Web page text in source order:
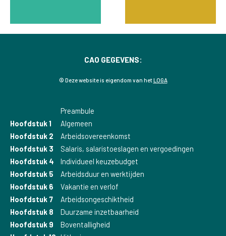
CAO GEGEVENS:
© Deze website is eigendom van hetLOGA
Preambule
Hoofdstuk 1
Algemeen
Hoofdstuk 2
Arbeidsovereenkomst
Hoofdstuk 3
Salaris, salaristoeslagen en vergoedingen
Hoofdstuk 4
Individueel keuzebudget
Hoofdstuk 5
Arbeidsduur en werktijden
Hoofdstuk 6
Vakantie en verlof
Hoofdstuk 7
Arbeidsongeschiktheid
Hoofdstuk 8
Duurzame inzetbaarheid
Hoofdstuk 9
Boventalligheid